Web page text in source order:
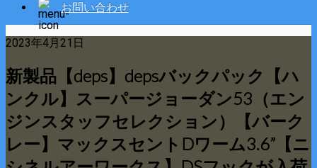
お問い合わせ
2023年4月21日
新製品【deps】depsバックパック【ハ
ンクル】スーパージョーダン53（エン
ジンスタッフセレクション）【バーク
レー】マックスセントDワーム3.6”【ニ